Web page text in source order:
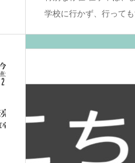
学校に行かず、行って